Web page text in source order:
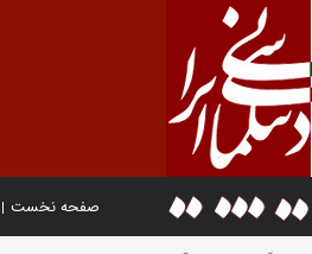
صفحه نخست